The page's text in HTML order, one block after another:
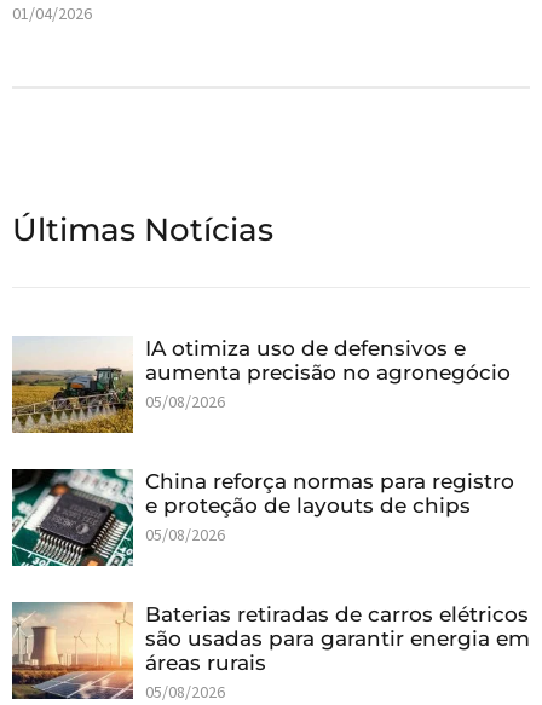
01/04/2026
Últimas Notícias
IA otimiza uso de defensivos e
aumenta precisão no agronegócio
05/08/2026
China reforça normas para registro
e proteção de layouts de chips
05/08/2026
Baterias retiradas de carros elétricos
são usadas para garantir energia em
áreas rurais
05/08/2026